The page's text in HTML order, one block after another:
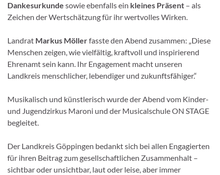
Dankesurkunde sowie ebenfalls ein kleines Präsent – als
Zeichen der Wertschätzung für ihr wertvolles Wirken.
Landrat Markus Möllerfasste den Abend zusammen: „Diese
Menschen zeigen, wie vielfältig, kraftvoll und inspirierend
Ehrenamt sein kann. Ihr Engagement macht unseren
Landkreis menschlicher, lebendiger und zukunftsfähiger.“
Musikalisch und künstlerisch wurde der Abend vom Kinder-
und Jugendzirkus Maroni und der Musicalschule ON STAGE
begleitet.
Der Landkreis Göppingen bedankt sich bei allen Engagierten
für ihren Beitrag zum gesellschaftlichen Zusammenhalt –
sichtbar oder unsichtbar, laut oder leise, aber immer